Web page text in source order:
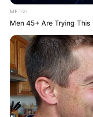
ความรัก เหมือนไอศก
ถ้ากินมากเกินไปความ
หวาน เป็นการเตือนนั
รู้จักทิ้งระยะมีช่องว่าง
เกินไป
MEDVI
Men 45+ Are Trying This